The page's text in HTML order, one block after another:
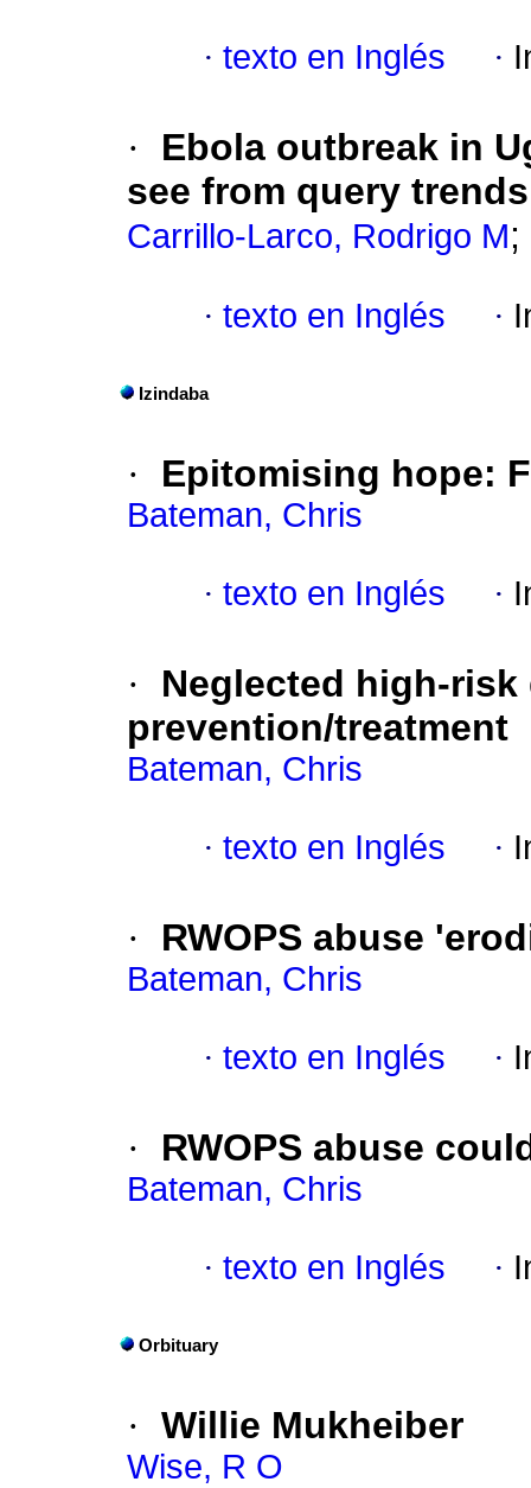
· texto en Inglés ·
·
Ebola outbreak in
see from query trends
Carrillo-Larco, Rodrigo M;
· texto en Inglés ·
Izindaba
· Epitomising hope:
Bateman, Chris
· texto en Inglés ·
·
Neglected high-
prevention/treatment
Bateman, Chris
· texto en Inglés ·
· RWOPS abuse
Bateman, Chris
· texto en Inglés ·
· RWOPS abuse
Bateman, Chris
· texto en Inglés ·
Orbituary
· Willie Mukheiber
Wise, R O